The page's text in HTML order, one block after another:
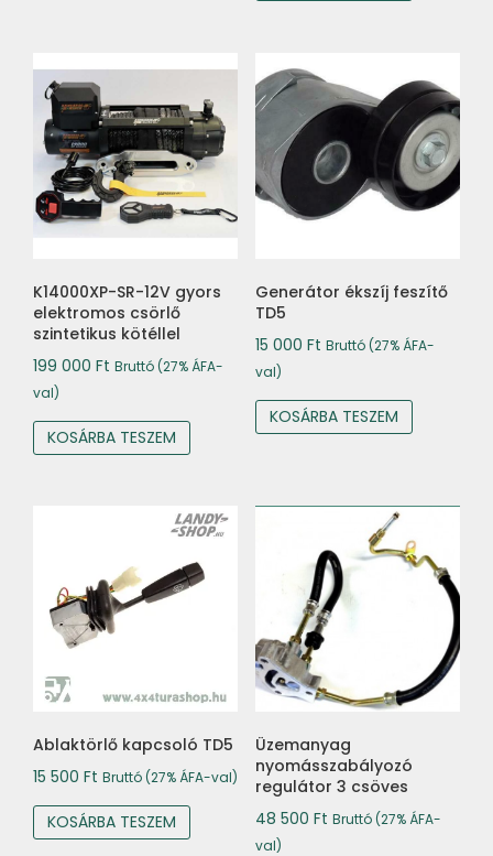
K14000XP-SR-12V gyors
elektromos csörlő
szintetikus kötéllel
199 000 Ft Bruttó (27% ÁFA-
val)
KOSÁRBA TESZEM
Generátor ékszíj feszítő
TD5
15 000 Ft Bruttó (27% ÁFA-
val)
KOSÁRBA TESZEM
Ablaktörlő kapcsoló TD5
15 500 Ft Bruttó (27% ÁFA-val)
KOSÁRBA TESZEM
Üzemanyag
nyomásszabályozó
regulátor 3 csöves
48 500 Ft Bruttó (27% ÁFA-
val)